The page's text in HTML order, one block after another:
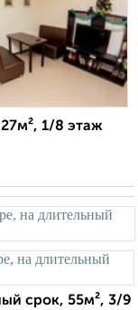
1/8 этаж
срок, 55м², 3/9